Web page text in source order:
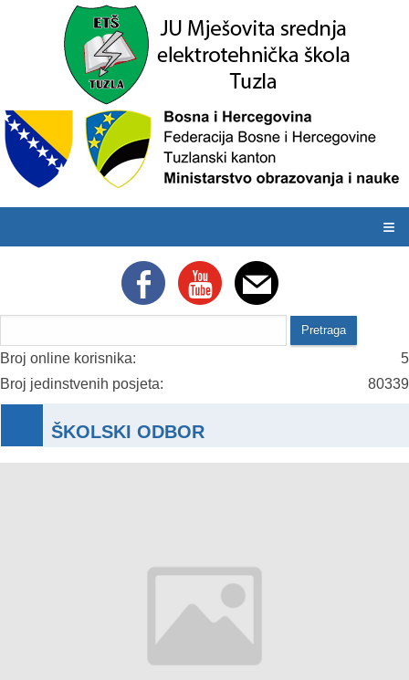
≡
Broj online korisnika:
5
Broj jedinstvenih posjeta:
80339
ŠKOLSKI ODBOR